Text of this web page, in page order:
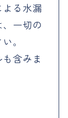
る水漏
一切の
。
含みま